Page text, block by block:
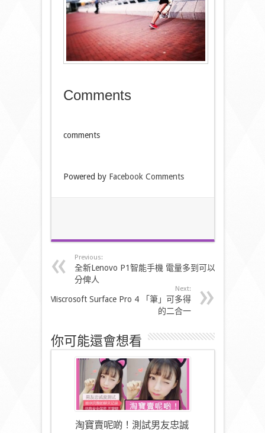
Comments
comments
Powered by Facebook Comments
Previous:
全新Lenovo P1智能手機 電量多到可以
分俾人
Next:
Miscrosoft Surface Pro 4 「筆」可多得
的二合一
你可能還會想看
淘寶賣呢啲！測試男友忠誠